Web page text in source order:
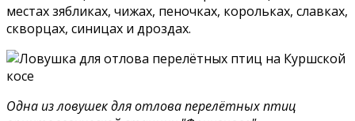
местах зябликах, чижах, пеночках, корольках, славках,
скворцах, синицах и дроздах.
Одна из ловушек для отлова перелётных птиц